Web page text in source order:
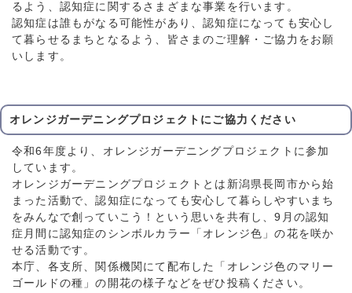
るよう、認知症に関するさまざまな事業を行います。
認知症は誰もがなる可能性があり、認知症になっても安心し
て暮らせるまちとなるよう、皆さまのご理解・ご協力をお願
いします。
オレンジガーデニングプロジェクトにご協力ください
令和6年度より、オレンジガーデニングプロジェクトに参加
しています。
オレンジガーデニングプロジェクトとは新潟県長岡市から始
まった活動で、認知症になっても安心して暮らしやすいまち
をみんなで創っていこう！という思いを共有し、9月の認知
症月間に認知症のシンボルカラー「オレンジ色」の花を咲か
せる活動です。
本庁、各支所、関係機関にて配布した「オレンジ色のマリー
ゴールドの種」の開花の様子などをぜひ投稿ください。